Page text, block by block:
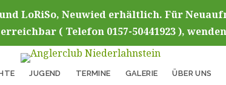
LoRiSo, Neuwied erhältlich. Für
( Telefon 0157-50441923 ),
JUGEND TERMINE GALERIE ÜBER UNS